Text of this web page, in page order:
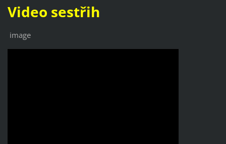
Video sestřih
image